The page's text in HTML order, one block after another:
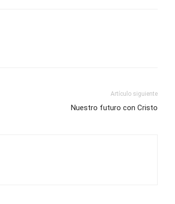
Artículo siguiente
Nuestro futuro con Cristo